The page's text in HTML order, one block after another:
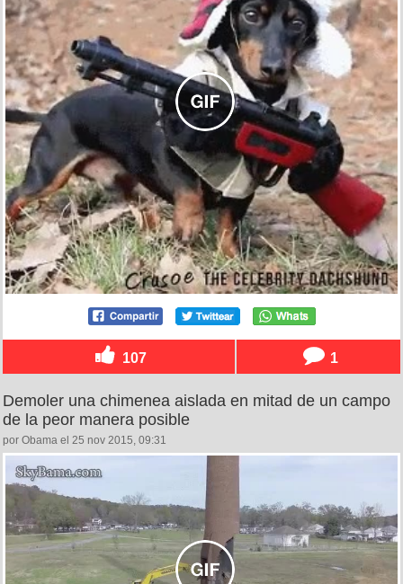
107 1
Demoler una chimenea aislada en mitad de un campo
de la peor manera posible
por Obama el 25 nov 2015, 09:31